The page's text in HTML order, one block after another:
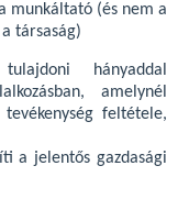
munkáltató (és nem a
társaság)
hányaddal
amelynél
feltétele,
a jelentős gazdasági